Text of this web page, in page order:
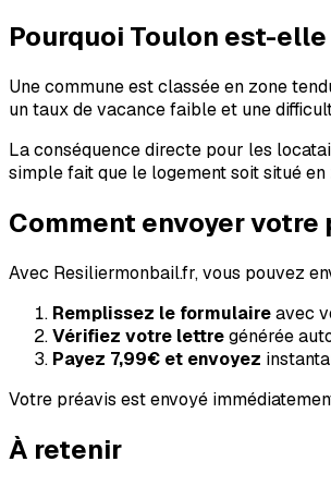
Pourquoi Toulon est-elle
Une commune est classée en zone
un taux de vacance faible et une
La conséquence directe pour les
simple fait que le logement soit situé
Comment envoyer votre
Avec Resiliermonbail.fr, vous pouvez
Remplissez le formulaireavec
Vérifiez votre lettregénérée
Payez 7,99€ et envoyez
Votre préavis est envoyé
À retenir